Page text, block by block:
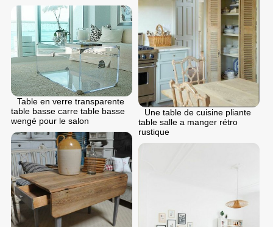
Une table de cuisine pliante
table salle a manger rétro
rustique
Table en verre transparente
table basse carre table basse
wengé pour le salon